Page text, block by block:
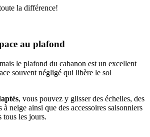
la différence!
au plafond
le plafond du cabanon est un excellent
souvent négligé qui libère le sol
, vous pouvez y glisser des échelles, des
neige ainsi que des accessoires saisonniers
tous les jours.